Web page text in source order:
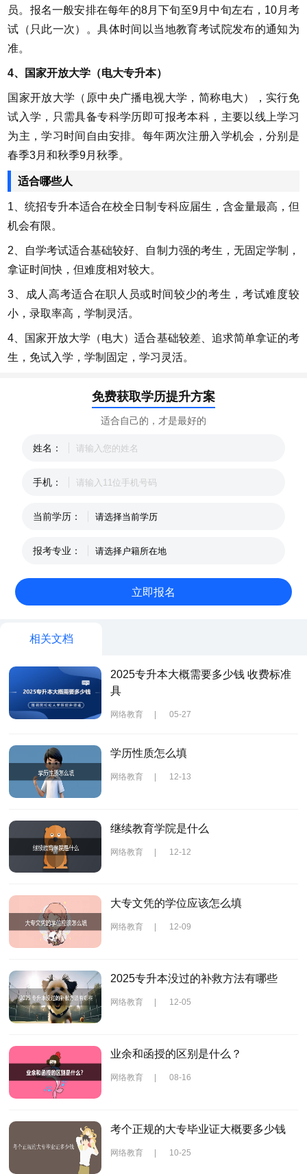
员。报名一般安排在每年的8月下旬至9月中旬左右，10月考
试（只此一次）。具体时间以当地教育考试院发布的通知为
准。
4、国家开放大学（电大专升本）
国家开放大学（原中央广播电视大学，简称电大），实行免
试入学，只需具备专科学历即可报考本科，主要以线上学习
为主，学习时间自由安排。每年两次注册入学机会，分别是
春季3月和秋季9月秋季。
适合哪些人
1、统招专升本适合在校全日制专科应届生，含金量最高，但
机会有限。
2、自学考试适合基础较好、自制力强的考生，无固定学制，
拿证时间快，但难度相对较大。
3、成人高考适合在职人员或时间较少的考生，考试难度较
小，录取率高，学制灵活。
4、国家开放大学（电大）适合基础较差、追求简单拿证的考
生，免试入学，学制固定，学习灵活。
免费获取学历提升方案
适合自己的，才是最好的
姓名：
手机：
当前学历：
报考专业：
相关文档
2025专升本大概需要多少钱 收费标准
具
网络教育 | 05-27
学历性质怎么填
网络教育 | 12-13
继续教育学院是什么
网络教育 | 12-12
大专文凭的学位应该怎么填
网络教育 12-09
2025专升本没过的补救方法有哪些
网络教育 12-05
业余和函授的区别是什么？
网络教育 08-16
考个正规的大专毕业证大概要多少钱
网络教育 | 10-25